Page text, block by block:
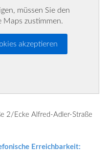
müssen Sie den
Maps zustimmen.
akzeptieren
2/Ecke Alfred-Adler-Straße
Erreichbarkeit: